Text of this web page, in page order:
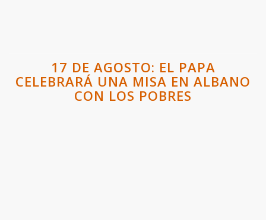
17 DE AGOSTO: EL PAPA
CELEBRARÁ UNA MISA EN ALBANO
CON LOS POBRES